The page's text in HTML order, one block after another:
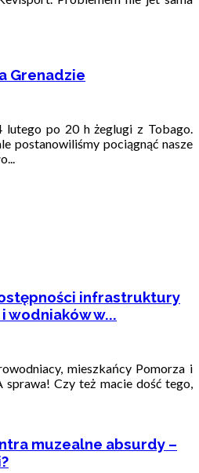
Grenadzie
lutego po 20 h żeglugi z Tobago.
postanowiliśmy pociągnąć nasze
infrastruktury
wodniaków w...
mieszkańcy Pomorza i
Czy też macie dość tego,
muzealne absurdy –